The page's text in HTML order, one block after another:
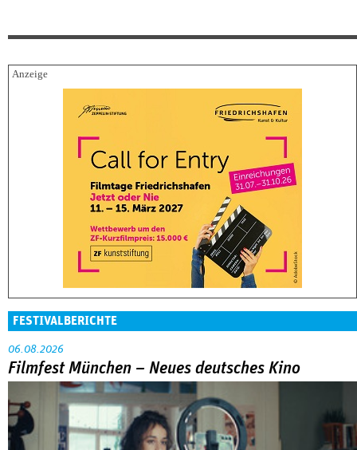
FESTIVALBERICHTE
Filmfest München – Neues deutsches Kino